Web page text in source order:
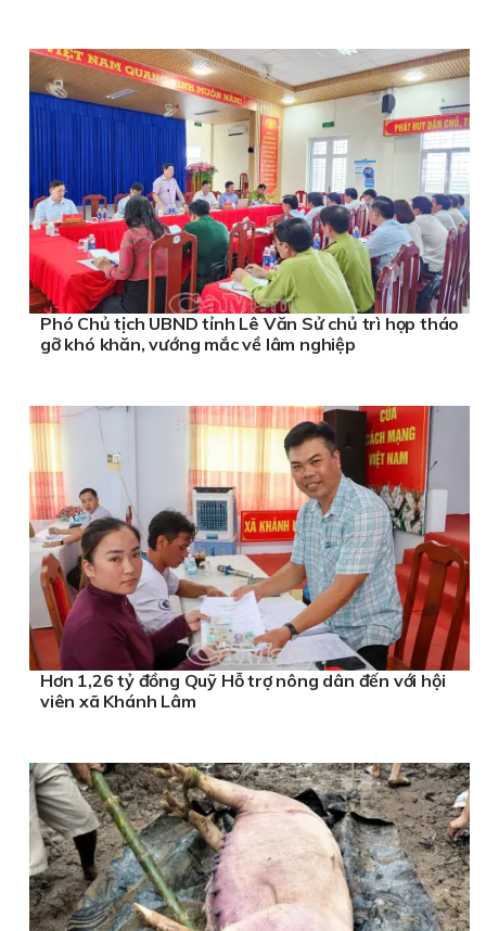
Phó Chủ tịch UBND tỉnh Lê Văn Sử chủ trì họp tháo
gỡ khó khăn, vướng mắc về lâm nghiệp
Hơn 1,26 tỷ đồng Quỹ Hỗ trợ nông dân đến với hội
viên xã Khánh Lâm